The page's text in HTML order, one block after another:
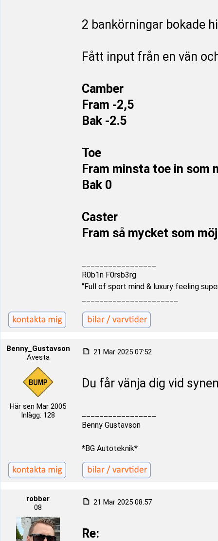
2 bankörningar bokade
Fått input från en vän
Camber
Fram -2,5
Bak -2.5
Toe
Fram minsta toe in som
Bak 0
Caster
Fram så mycket som
R0b1n F0rsb3rg
"Full of sport mind & luxury feeling
Benny_Gustavson
Avesta
Här sen Mar 2005
Inlägg: 128
21 Mar 2025 07:52
Du får vänja dig vid
Benny Gustavson
*BG Autoteknik*
robber
08
21 Mar 2025 08:57
Re: